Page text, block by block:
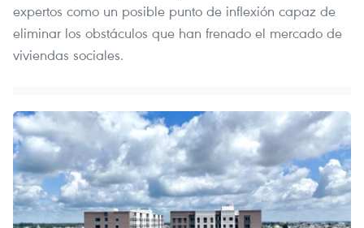
expertos como un posible punto de inflexión capaz de
eliminar los obstáculos que han frenado el mercado de
viviendas sociales.